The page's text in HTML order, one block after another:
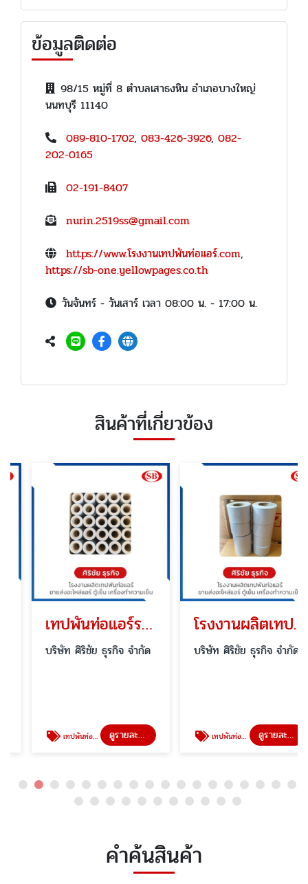
ข้อมูลติดต่อ
98/15 หมู่ที่ 8 ตำบลเสาธงหิน อำเภอบางใหญ่
นนทบุรี 11140
089-810-1702, 083-426-3926, 082-
202-0165
02-191-8407
nurin.2519ss@gmail.com
https://www.โรงงานเทปพันท่อแอร์.com,
https://sb-one.yellowpages.co.th
วันจันทร์ - วันเสาร์ เวลา 08:00 น. - 17:00 น.
สินค้าที่เกี่ยวข้อง
เทปพันท่อแอร์ราคาโรงงาน
บริษัท ศิริชัย ธุรกิจ จำกัด
เทปพันท่อแอร์ ดูรายละเอียด
โรงงานผลิตเทปพันท่อแอร์
บริษัท ศิริชัย ธุรกิจ จำกัด
เทปพันท่อแอร์ ดูรายละเอียด
คำค้นสินค้า